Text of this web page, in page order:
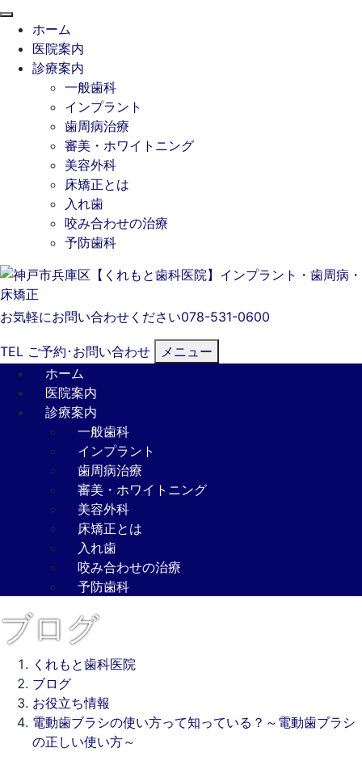
ホーム
医院案内
診療案内
一般歯科
インプラント
歯周病治療
審美・ホワイトニング
美容外科
床矯正とは
入れ歯
咬み合わせの治療
予防歯科
お気軽にお問い合わせください078-531-0600
TEL ご予約･ お問い合わせ
メニュー
ホーム
医院案内
診療案内
一般歯科
インプラント
歯周病治療
審美・ホワイトニング
美容外科
床矯正とは
入れ歯
咬み合わせの治療
予防歯科
ブログ
くれもと歯科医院
ブログ
お役立ち情報
電動歯ブラシの使い方って知っている？～電動歯ブラシ
の正しい使い方～